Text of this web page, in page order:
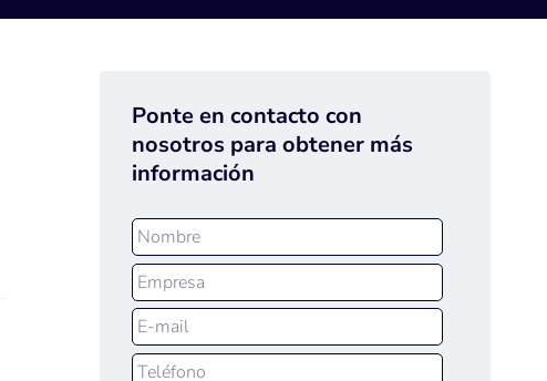
Ponte en contacto con
nosotros para obtener más
información